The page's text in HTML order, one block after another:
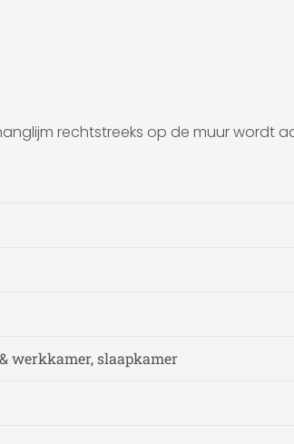
rechtstreeks op de muur wordt
werkkamer, slaapkamer